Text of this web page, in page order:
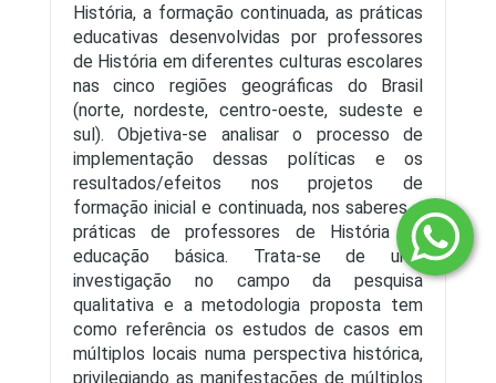
História, a formação continuada, as práticas
educativas desenvolvidas por professores
de História em diferentes culturas escolares
nas cinco regiões geográficas do Brasil
(norte, nordeste, centro-oeste, sudeste e
sul). Objetiva-se analisar o processo de
implementação dessas políticas e os
resultados/efeitos nos projetos de
formação inicial e continuada, nos saberes e
práticas de professores de História da
educação básica. Trata-se de uma
investigação no campo da pesquisa
qualitativa e a metodologia proposta tem
como referência os estudos de casos em
múltiplos locais numa perspectiva histórica,
privilegiando as manifestações de múltiplos